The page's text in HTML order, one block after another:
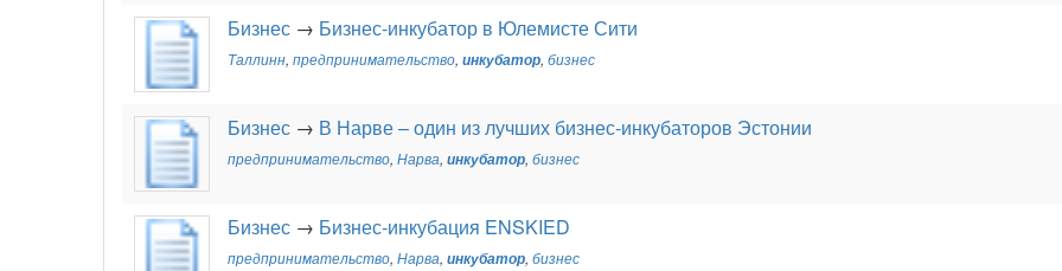
Бизнес → Бизнес-инкубатор в Юлемисте Сити
Таллинн, предпринимательство, инкубатор, бизнес
Бизнес → В Нарве – один из лучших бизнес-инкубаторов Эстонии
предпринимательство, Нарва, инкубатор, бизнес
Бизнес → Бизнес-инкубация ENSKIED
предпринимательство, Нарва, инкубатор, бизнес